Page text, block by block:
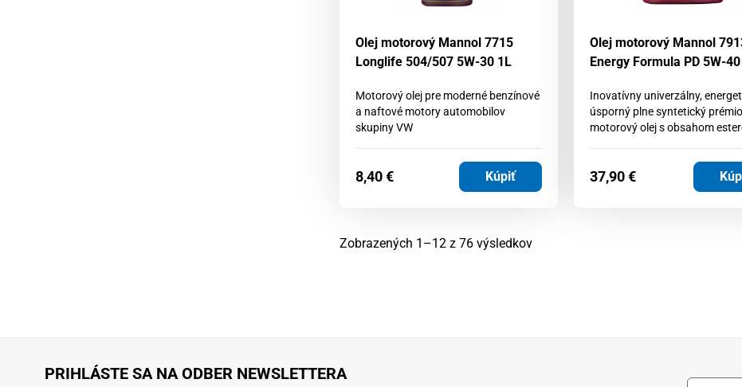
Olej motorový Mannol 7715
Longlife 504/507 5W-30 1L
Motorový olej pre moderné benzínové
a naftové motory automobilov
skupiny VW
8,40€ Kúpiť
Olej motorový Mannol
Energy Formula PD 5W-
Inovatívny univerzálny,
úsporný plne syntetický
motorový olej s obsahom
37,90€
Zobrazených 1–12 z 76 výsledkovZoradené
PRIHLÁSTE SA NA ODBER NEWSLETTERA